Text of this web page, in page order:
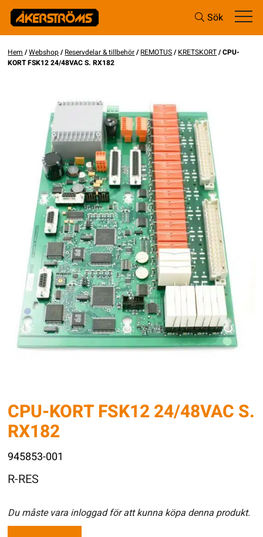
Sök
Hem /Webshop/Reservdelar & tillbehör/REMOTUS/KRETSKORT/ CPU-
KORT FSK12 24/48VAC S. RX182
CPU-KORT FSK12 24/48VAC S.
RX182
945853-001
R-RES
Du måste vara inloggad för att kunna köpa denna produkt.